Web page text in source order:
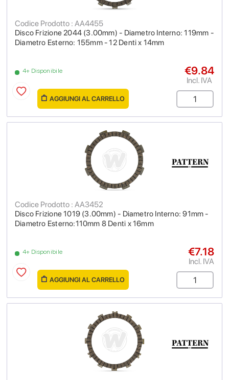
Disco Frizione 2044 (3.00mm) - Diametro Interno: 119mm -
Diametro Esterno: 155mm - 12 Denti x 14mm
Codice Prodotto : AA4455
4+ Disponibile €9.84
Incl. IVA
AGGIUNGI AL CARRELLO
Disco Frizione 1019 (3.00mm) - Diametro Interno: 91mm -
Diametro Esterno:110mm 8 Denti x 16mm
Codice Prodotto : AA3452
4+ Disponibile €7.18
Incl. IVA
AGGIUNGI AL CARRELLO